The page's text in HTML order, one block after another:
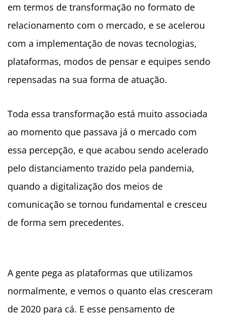
em termos de transformação no formato de
relacionamento com o mercado, e se acelerou
com a implementação de novas tecnologias,
plataformas, modos de pensar e equipes sendo
repensadas na sua forma de atuação.
Toda essa transformação está muito associada
ao momento que passava já o mercado com
essa percepção, e que acabou sendo acelerado
pelo distanciamento trazido pela pandemia,
quando a digitalização dos meios de
comunicação se tornou fundamental e cresceu
de forma sem precedentes.
A gente pega as plataformas que utilizamos
normalmente, e vemos o quanto elas cresceram
de 2020 para cá. E esse pensamento de